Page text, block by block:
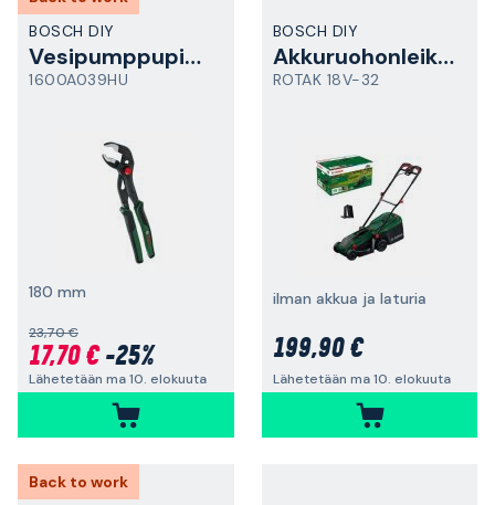
BOSCH DIY
Vesipumppupihdit
1600A039HU
180 mm
23,70 €
17,70 €-25%
Lähetetään ma 10. elokuuta
BOSCH DIY
Akkuruohonleikkuri
ROTAK 18V-32
ilman akkua ja laturia
199,90 €
Lähetetään ma 10. elokuuta
Back to work